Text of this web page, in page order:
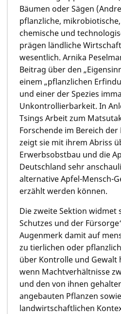
Bäumen oder Sägen
pflanzliche,
chemische und
prägen ländliche
wesentlich. Arnika
Beitrag über den
einem „pflanzlichen
und einer der Spezies
Unkontrollierbarkeit. In
Tsings Arbeit zum
Forschende im Bereich
zeigt sie mit ihrem Abriss
Erwerbsobstbau und die
Deutschland sehr
alternative Apfel-Mensch-
erzählt werden können.
Die zweite Sektion widmet
Schutzes und der
Augenmerk damit auf
zu tierlichen oder
über Kontrolle und Gewalt
wenn Machtverhältnisse
und den von ihnen
angebauten Pflanzen
landwirtschaftlichen